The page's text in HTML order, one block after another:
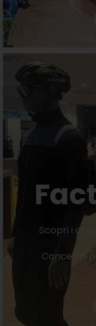
Scopri i
Concepiti